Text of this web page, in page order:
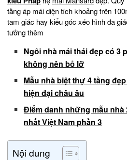
tầng áp mái diện tích khoảng trên
tam giác hay kiểu góc xéo hình đa
tưởng thêm
Ngôi nhà mái thái đẹp có 3
không nên bỏ lỡ
Mẫu nhà biệt thự 4 tầng
hiện đại châu âu
Điểm danh những mẫu
nhất Việt Nam phần 3
Nội dung